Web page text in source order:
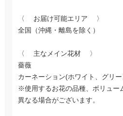
〈 お届け可能エリア 〉
全国（沖縄・離島を除く）
〈 主なメイン花材 〉
薔薇
カーネーション(ホワイト、グリ
※使用するお花の品種、ボリュー
異なる場合がございます。